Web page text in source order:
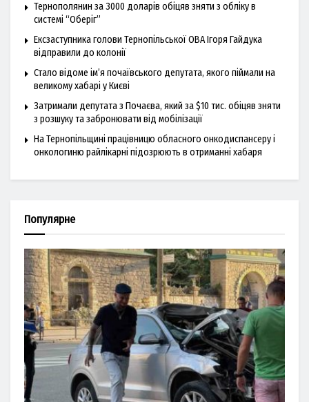
Тернополянин за 3000 доларів обіцяв зняти з обліку в
системі “Оберіг”
Ексзаступника голови Тернопільської ОВА Ігоря Гайдука
відправили до колонії
Стало відоме ім’я почаївського депутата, якого піймали на
великому хабарі у Києві
Затримали депутата з Почаєва, який за $10 тис. обіцяв зняти
з розшуку та забронювати від мобілізації
На Тернопільщині працівницю обласного онкодиспансеру і
онкологиню райлікарні підозрюють в отриманні хабаря
Популярне